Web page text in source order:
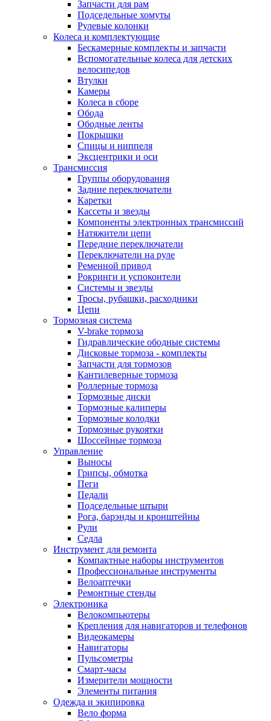
Запчасти для рам
Подседельные хомуты
Рулевые колонки
Колеса и комплектующие
Бескамерные комплекты и запчасти
Вспомогательные колеса для детских
велосипедов
Втулки
Камеры
Колеса в сборе
Обода
Ободные ленты
Покрышки
Спицы и ниппеля
Эксцентрики и оси
Трансмиссия
Группы оборудования
Задние переключатели
Каретки
Кассеты и звезды
Компоненты электронных трансмиссий
Натяжители цепи
Передние переключатели
Переключатели на руле
Ременной привод
Рокринги и успокоители
Системы и звезды
Тросы, рубашки, расходники
Цепи
Тормозная система
V-brake тормоза
Гидравлические ободные системы
Дисковые тормоза - комплекты
Запчасти для тормозов
Кантилеверные тормоза
Роллерные тормоза
Тормозные диски
Тормозные калиперы
Тормозные колодки
Тормозные рукоятки
Шоссейные тормоза
Управление
Выносы
Грипсы, обмотка
Пеги
Педали
Подседельные штыри
Рога, барэнды и кронштейны
Рули
Седла
Инструмент для ремонта
Компактные наборы инструментов
Профессиональные инструменты
Велоаптечки
Ремонтные стенды
Электроника
Велокомпьютеры
Крепления для навигаторов и телефонов
Видеокамеры
Навигаторы
Пульсометры
Смарт-часы
Измерители мощности
Элементы питания
Одежда и экипировка
Вело форма